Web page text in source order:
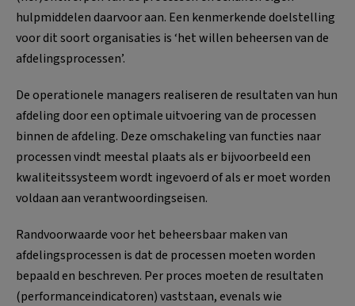
hulpmiddelen daarvoor aan. Een kenmerkende doelstelling
voor dit soort organisaties is ‘het willen beheersen van de
afdelingsprocessen’.
De operationele managers realiseren de resultaten van hun
afdeling door een optimale uitvoering van de processen
binnen de afdeling. Deze omschakeling van functies naar
processen vindt meestal plaats als er bijvoorbeeld een
kwaliteitssysteem wordt ingevoerd of als er moet worden
voldaan aan verantwoordingseisen.
Randvoorwaarde voor het beheersbaar maken van
afdelingsprocessen is dat de processen moeten worden
bepaald en beschreven. Per proces moeten de resultaten
(performanceindicatoren) vaststaan, evenals wie